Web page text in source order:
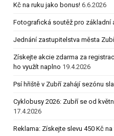
Kč na ruku jako bonus! 6.6.2026
Fotografická soutěž pro základní
Jednání zastupitelstva města
Získejte akcie zdarma za
ho využít naplno 19.4.2026
Psí hřiště v Zubří zahájí sezónu
Cyklobusy 2026: Zubří se od
17.4.2026
Reklama: Získejte slevu 450 Kč